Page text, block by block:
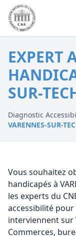
EXPERT
SUR-
Diagnostic
VARENNES-SUR-
Vous souhaitez
handicapés à
les experts du
accessibilité
interviennent sur
Commerces,